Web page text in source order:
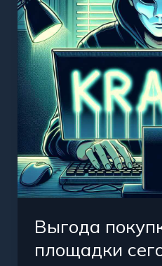
Выгода
площадки